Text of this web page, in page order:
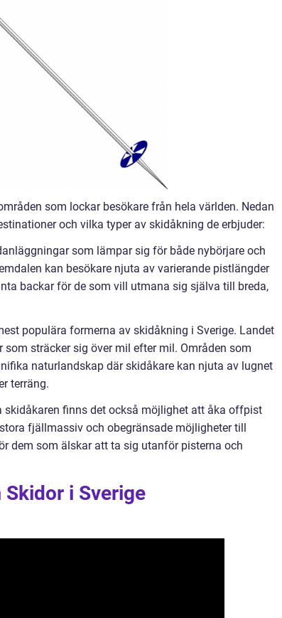
som lockar besökare från hela världen. Nedan
och vilka typer av skidåkning de erbjuder:
som lämpar sig för både nybörjare och
kan besökare njuta av varierande pistlängder
backar för de som vill utmana sig själva till breda,
populära formerna av skidåkning i Sverige. Landet
sträcker sig över mil efter mil. Områden som
naturlandskap där skidåkare kan njuta av lugnet
terräng.
finns det också möjlighet att åka offpist
fjällmassiv och obegränsade möjligheter till
dem som älskar att ta sig utanför pisterna och
i Sverige